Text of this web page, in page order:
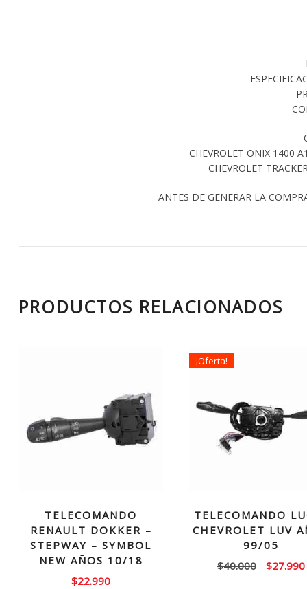
CHEVROLET ONIX 1400
CHEVROLET
ANTES DE GENERAR LA
PRODUCTOS RELACIONADOS
TELECOMANDO
RENAULT DOKKER –
STEPWAY – SYMBOL
NEW AÑOS 10/18
$22.990
¡Oferta!
TELECOMANDO
CHEVROLET LUV
99/05
$40.000
El
$27.990